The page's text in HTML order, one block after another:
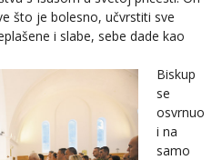
što je bolesno, učvrstiti sve
i slabe, sebe dade kao
Biskup
se
osvrnuo
i na
samo